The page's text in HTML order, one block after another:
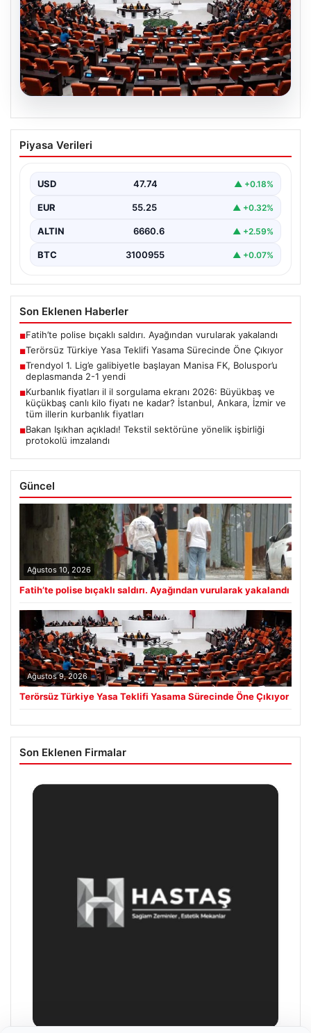
09.08.2026
Terörsüz Türkiye Yasa Teklifi Yasama
Sürecinde Öne Çıkıyor
toplumsal bütünleşmeyi güçlendirmeyi amaçlayan yeni
yasa tasarısı…
Piyasa Verileri
USD 47.74 ▲ +0.18%
EUR 55.25 ▲ +0.32%
ALTIN 6660.6 ▲ +2.59%
BTC 3100955 ▲ +0.07%
Son Eklenen Haberler
■Fatih’te polise bıçaklı saldırı. Ayağından vurularak yakalandı
■Terörsüz Türkiye Yasa Teklifi Yasama Sürecinde Öne Çıkıyor
■Trendyol 1. Lig’e galibiyetle başlayan Manisa FK, Boluspor’u
deplasmanda 2-1 yendi
■Kurbanlık fiyatları il il sorgulama ekranı 2026: Büyükbaş ve
küçükbaş canlı kilo fiyatı ne kadar? İstanbul, Ankara, İzmir ve
tüm illerin kurbanlık fiyatları
■Bakan Işıkhan açıkladı! Tekstil sektörüne yönelik işbirliği
protokolü imzalandı
Güncel
Ağustos 10, 2026
Fatih’te polise bıçaklı saldırı. Ayağından vurularak yakalandı
Ağustos 9, 2026
Terörsüz Türkiye Yasa Teklifi Yasama Sürecinde Öne Çıkıyor
Son Eklenen Firmalar